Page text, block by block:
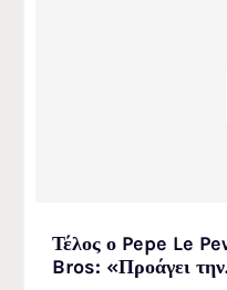
Τέλος ο Pepe Le
Bros: «Προάγει